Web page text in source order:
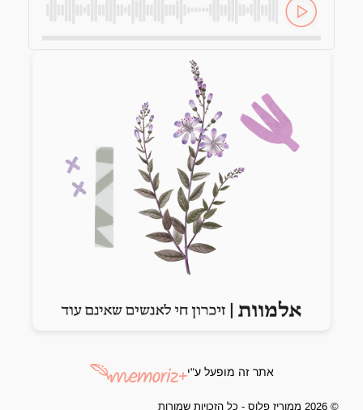
אתר זה מופעל ע"י
© 2026 ממוריז פלוס - כל הזכויות שמורות